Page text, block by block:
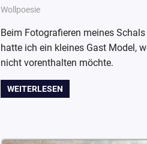
24. September 2015
Wollpoesie
Wollpoesie
Beim Fotografieren meines
hatte ich ein kleines Gast Model,
nicht vorenthalten möchte.
WEITERLESEN